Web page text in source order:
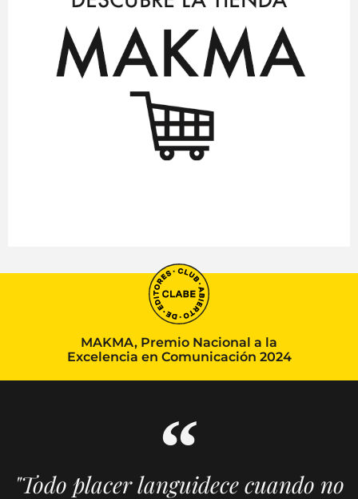
MAKMA, Premio Nacional a la
Excelencia en Comunicación 2024
"Todo placer languidece cuando no